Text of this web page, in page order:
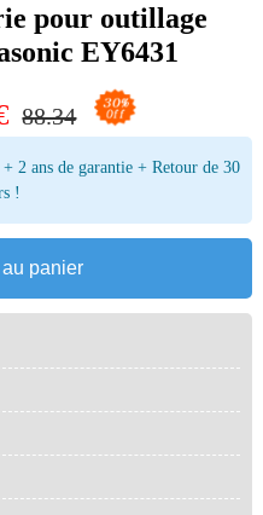
pour outillage
EY6431
88.34
2 ans de garantie + Retour de 30
!
panier